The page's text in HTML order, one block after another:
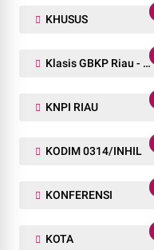
KHUSUS
Klasis GBKP Riau - Sumbar.
KNPI RIAU
KODIM 0314/INHIL
KONFERENSI
KOTA